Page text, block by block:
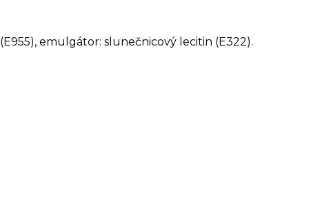
emulgátor: slunečnicový lecitin (E322).